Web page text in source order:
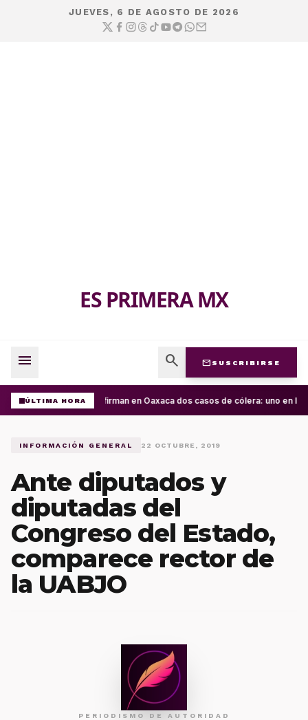
JUEVES, 6 DE AGOSTO DE 2026
ES PRIMERA MX
menu search mail SUSCRIBIRSE
ÚLTIMA HORAConfirman en Oaxaca dos casos de cólera: uno en la
INFORMACIÓN GENERAL 22 OCTUBRE, 2019
Ante diputados y
diputadas del
Congreso del Estado,
comparece rector de
la UABJO
PERIODISMO DE AUTORIDAD